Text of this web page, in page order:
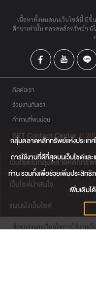
เนื้อหาทั้งหมดบนเว็บไซต์นี้ มีขึ้
ศึกษาเท่านั้น ตลาดหลักทรัพย์ฯ มิ
ติดต่อเรา
ร่วมงานกับเรา
คำถามที่พบบ่อย
SET Contact Center 0
เว็บไซต์ในกลุ่มตลาดหลักทรั
เว็บไซต์น่าสนใจ
แผนผังเว็บไซต์
ข้อตกลงและเงื่อนไขการใช้งานเว็
กลุ่มตลาดหลักทรัพย์แห่งประเท
การใช้งานที่ดีที่สุดบนเว็บไซต์แ
ท่าน รวมทั้งเพื่อช่วยเพิ่มประสิท
เพิ่มเติมไ